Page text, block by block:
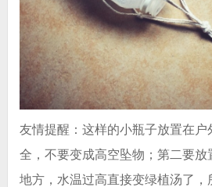
友情提醒：这样的小瓶子放置在户
全，不要变成高空坠物；第二要放
地方，水温过高直接变绿植汤了，